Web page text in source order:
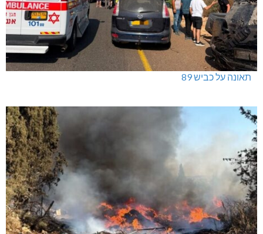
תאונה על כביש 89